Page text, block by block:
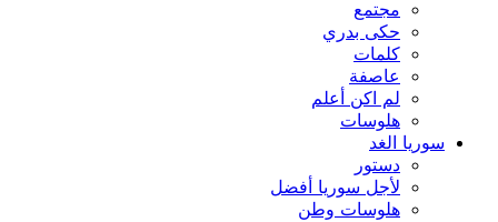
مجتمع
حكى بدري
كلمات
عاصفة
لم اكن أعلم
هلوسات
سوريا الغد
دستور
لأجل سوريا أفضل
هلوسات وطن